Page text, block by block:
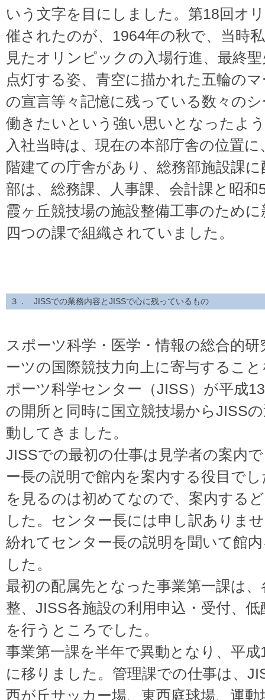
いう文字を目にしました。第18回オ
催されたのが、1964年の秋で、当時
見たオリンピックの入場行進、最終
点灯する姿、青空に描かれた五輪の
の宣言等々記憶に残っている数々の
働きたいという強い思いとなったよ
入社当時は、現在の本部庁舎の位置
階建ての庁舎があり、総務部施設課
部は、総務課、人事課、会計課と昭
霞ヶ丘競技場の施設整備工事のため
四つの課で組織されていました。
３． JISSでの業務内容とJISSで心に残っているもの
スポーツ科学・医学・情報の総合的
ーツの国際競技力向上に寄与するこ
ポーツ科学センター（JISS）が平成
の開所と同時に国立競技場からJISS
動してきました。
JISSでの最初の仕事は見学者の案内
ー長の説明で館内を案内する役目で
を見るのは初めてなので、案内する
した。センター長には申し訳ありま
紛れてセンター長の説明を聞いて館
した。
最初の配属先となった事業第一課は
整、JISS各施設の利用申込・受付、
を行うところでした。
事業第一課を半年で異動となり、平
に移りました。管理課での仕事は、
西が丘サッカー場、東西庭球場、運